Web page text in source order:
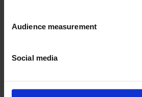
Audience measurement
Social media
Rapport intégré 2022
Rapport intégré 2017